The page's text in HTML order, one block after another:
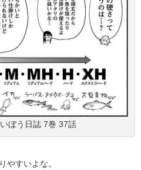
ぼう日誌 7巻 37話
やすいよな。